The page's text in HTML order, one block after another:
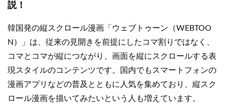
説！
韓国発の縦スクロール漫画「ウェブトゥーン（WEBTOO
N）」は、従来の見開きを前提にしたコマ割りではなく、
コマとコマが縦につながり、画面を縦にスクロールする表
現スタイルのコンテンツです。国内でもスマートフォンの
漫画アプリなどの普及とともに人気を集めており、縦スク
ロール漫画を描いてみたいという人も増えています。